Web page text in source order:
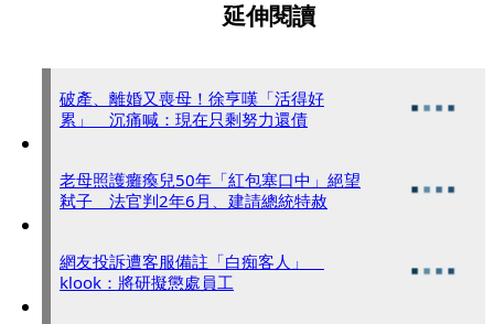
延伸閱讀
破產、離婚又喪母！徐亨嘆「活得好
累」 沉痛喊：現在只剩努力還債
老母照護癱瘓兒50年「紅包塞口中」絕望
弒子 法官判2年6月、建請總統特赦
網友投訴遭客服備註「白痴客人」
klook：將研擬懲處員工